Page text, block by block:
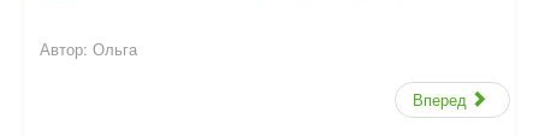
Автор: Ольга
Вперед